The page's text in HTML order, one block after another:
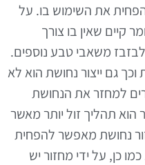
את השימוש בו. על
קיים שאין בו צורך
לבזבז משאבי טבע נוספים.
וכך גם ייצור נחושת הוא לא
למחזר את הנחושת
תהליך זול יותר מאשר
נחושת מאפשר להפחית
כן, על ידי מחזור יש